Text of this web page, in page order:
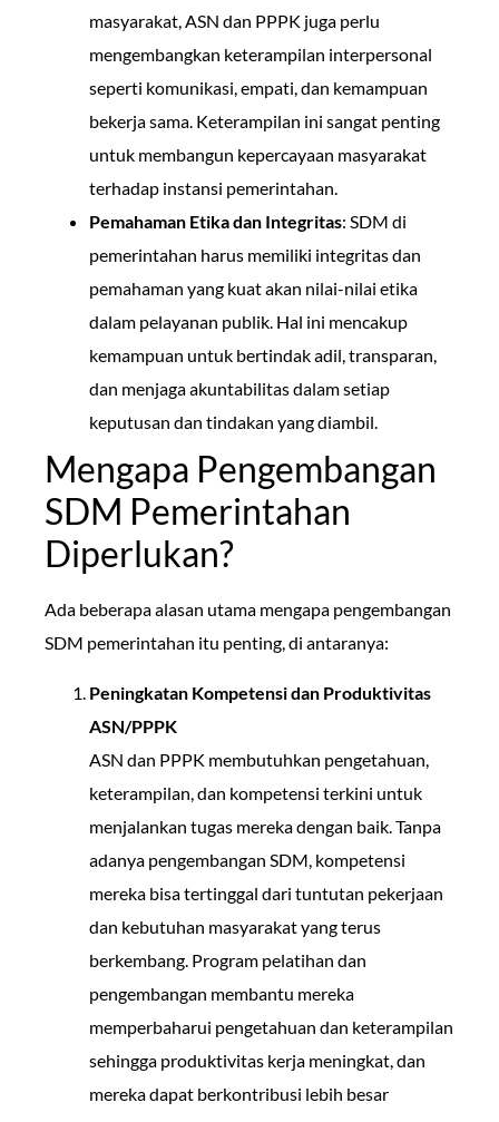
masyarakat, ASN dan PPPK juga perlu
mengembangkan keterampilan interpersonal
seperti komunikasi, empati, dan kemampuan
bekerja sama. Keterampilan ini sangat penting
untuk membangun kepercayaan masyarakat
terhadap instansi pemerintahan.
Pemahaman Etika dan Integritas: SDM di
pemerintahan harus memiliki integritas dan
pemahaman yang kuat akan nilai-nilai etika
dalam pelayanan publik. Hal ini mencakup
kemampuan untuk bertindak adil, transparan,
dan menjaga akuntabilitas dalam setiap
keputusan dan tindakan yang diambil.
Mengapa Pengembangan
SDM Pemerintahan
Diperlukan?
Ada beberapa alasan utama mengapa pengembangan
SDM pemerintahan itu penting, di antaranya:
Peningkatan Kompetensi dan Produktivitas
ASN/PPPK
ASN dan PPPK membutuhkan pengetahuan,
keterampilan, dan kompetensi terkini untuk
menjalankan tugas mereka dengan baik. Tanpa
adanya pengembangan SDM, kompetensi
mereka bisa tertinggal dari tuntutan pekerjaan
dan kebutuhan masyarakat yang terus
berkembang. Program pelatihan dan
pengembangan membantu mereka
memperbaharui pengetahuan dan keterampilan
sehingga produktivitas kerja meningkat, dan
mereka dapat berkontribusi lebih besar